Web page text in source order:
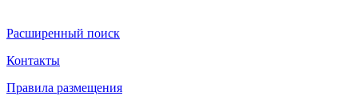
Расширенный поиск
Контакты
Правила размещения